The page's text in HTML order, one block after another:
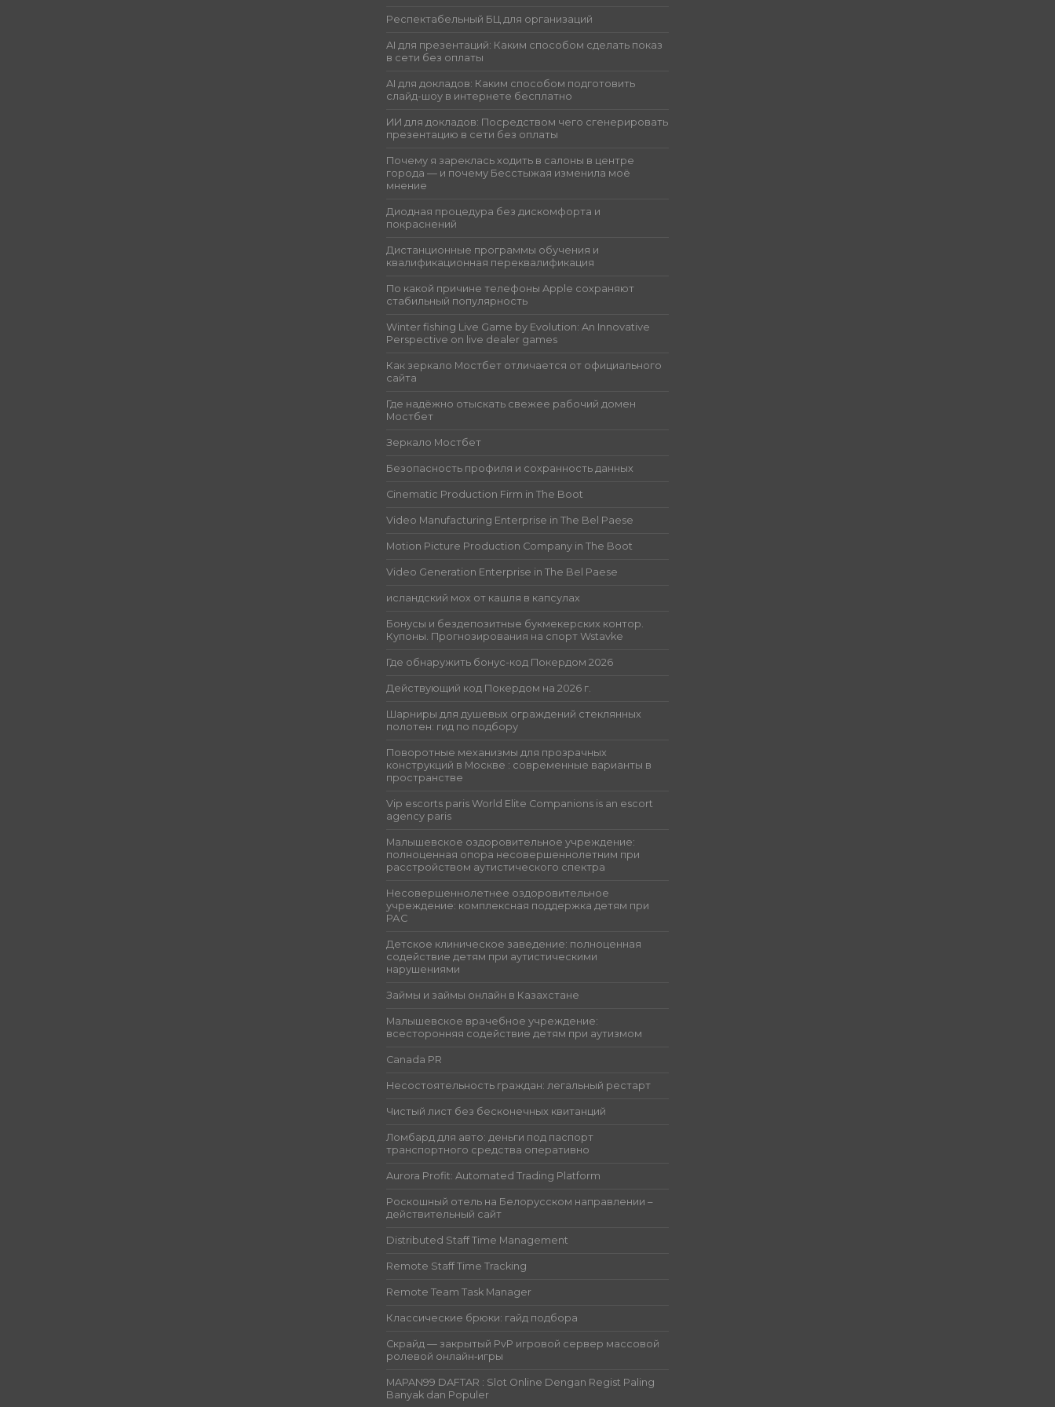
Респектабельный БЦ для организаций
AI для презентаций: Каким способом сделать показ
в сети без оплаты
AI для докладов: Каким способом подготовить
слайд-шоу в интернете бесплатно
ИИ для докладов: Посредством чего сгенерировать
презентацию в сети без оплаты
Почему я зареклась ходить в салоны в центре
города — и почему Бесстыжая изменила моё
мнение
Диодная процедура без дискомфорта и
покраснений
Дистанционные программы обучения и
квалификационная переквалификация
По какой причине телефоны Apple сохраняют
стабильный популярность
Winter fishing Live Game by Evolution: An Innovative
Perspective on live dealer games
Как зеркало Мостбет отличается от официального
сайта
Где надёжно отыскать свежее рабочий домен
Мостбет
Зеркало Мостбет
Безопасность профиля и сохранность данных
Cinematic Production Firm in The Boot
Video Manufacturing Enterprise in The Bel Paese
Motion Picture Production Company in The Boot
Video Generation Enterprise in The Bel Paese
исландский мох от кашля в капсулах
Бонусы и бездепозитные букмекерских контор.
Купоны. Прогнозирования на спорт Wstavke
Где обнаружить бонус-код Покердом 2026
Действующий код Покердом на 2026 г.
Шарниры для душевых ограждений стеклянных
полотен: гид по подбору
Поворотные механизмы для прозрачных
конструкций в Москве : современные варианты в
пространстве
Vip escorts paris World Elite Companions is an escort
agency paris
Малышевское оздоровительное учреждение:
полноценная опора несовершеннолетним при
расстройством аутистического спектра
Несовершеннолетнее оздоровительное
учреждение: комплексная поддержка детям при
РАС
Детское клиническое заведение: полноценная
содействие детям при аутистическими
нарушениями
Займы и займы онлайн в Казахстане
Малышевское врачебное учреждение:
всесторонняя содействие детям при аутизмом
Canada PR
Несостоятельность граждан: легальный рестарт
Чистый лист без бесконечных квитанций
Ломбард для авто: деньги под паспорт
транспортного средства оперативно
Aurora Profit: Automated Trading Platform
Роскошный отель на Белорусском направлении –
действительный сайт
Distributed Staff Time Management
Remote Staff Time Tracking
Remote Team Task Manager
Классические брюки: гайд подбора
Скрайд — закрытый PvP игровой сервер массовой
ролевой онлайн‑игры
MAPAN99 DAFTAR : Slot Online Dengan Regist Paling
Banyak dan Populer